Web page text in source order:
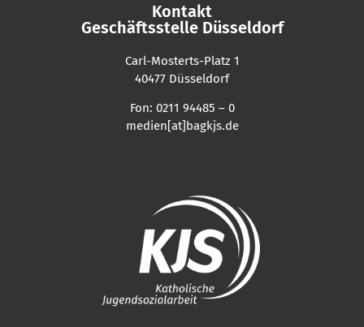
Kontakt
Geschäftsstelle Düsseldorf
Carl-Mosterts-Platz 1
40477 Düsseldorf
Fon: 0211 94485 – 0
medien[at]bagkjs.de